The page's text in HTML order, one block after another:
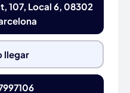
107, Local 6, 08302
llegar